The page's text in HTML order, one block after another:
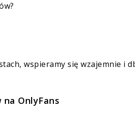
wspieramy się wzajemnie i
OnlyFans